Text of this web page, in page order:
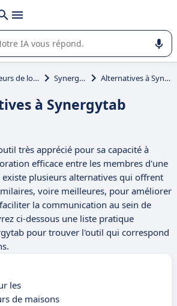
avec
dans l'utilisation ou la sélection de
Editeurs de logiciels Synergytab Alternatives à Synergytab
à Synergytab
très apprécié pour sa capacité à
efficace entre les membres d'une
plusieurs alternatives qui offrent
voire meilleures, pour améliorer
la communication au sein de
ci-dessous une liste pratique
pour trouver l'outil qui correspond
les
de maisons